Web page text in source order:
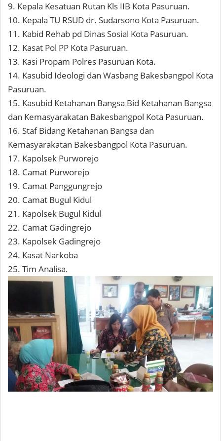
9. Kepala Kesatuan Rutan Kls IIB Kota Pasuruan.
10. Kepala TU RSUD dr. Sudarsono Kota Pasuruan.
11. Kabid Rehab pd Dinas Sosial Kota Pasuruan.
12. Kasat Pol PP Kota Pasuruan.
13. Kasi Propam Polres Pasuruan Kota.
14. Kasubid Ideologi dan Wasbang Bakesbangpol Kota
Pasuruan.
15. Kasubid Ketahanan Bangsa Bid Ketahanan Bangsa
dan Kemasyarakatan Bakesbangpol Kota Pasuruan.
16. Staf Bidang Ketahanan Bangsa dan
Kemasyarakatan Bakesbangpol Kota Pasuruan.
17. Kapolsek Purworejo
18. Camat Purworejo
19. Camat Panggungrejo
20. Camat Bugul Kidul
21. Kapolsek Bugul Kidul
22. Camat Gadingrejo
23. Kapolsek Gadingrejo
24. Kasat Narkoba
25. Tim Analisa.